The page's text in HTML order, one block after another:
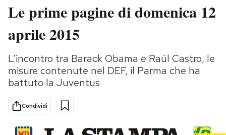
Italia
Politica
Tecnologia
Internet
Scienza
Cultura
Economia
Sport
Moda
Storie/Idee
Ok Boomer!
Mondiali calcio 2026
Le prime pagine di domenica 12
aprile 2015
L’incontro tra Barack Obama e Raúl Castro, le
misure contenute nel DEF, il Parma che ha
battuto la Juventus
Condividi